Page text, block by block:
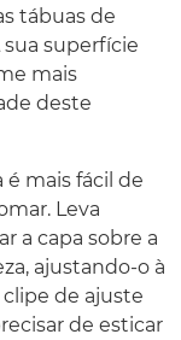
tábuas de
superfície
mais
deste
mais fácil de
Leva
a capa sobre a
ajustando-o à
de ajuste
de esticar